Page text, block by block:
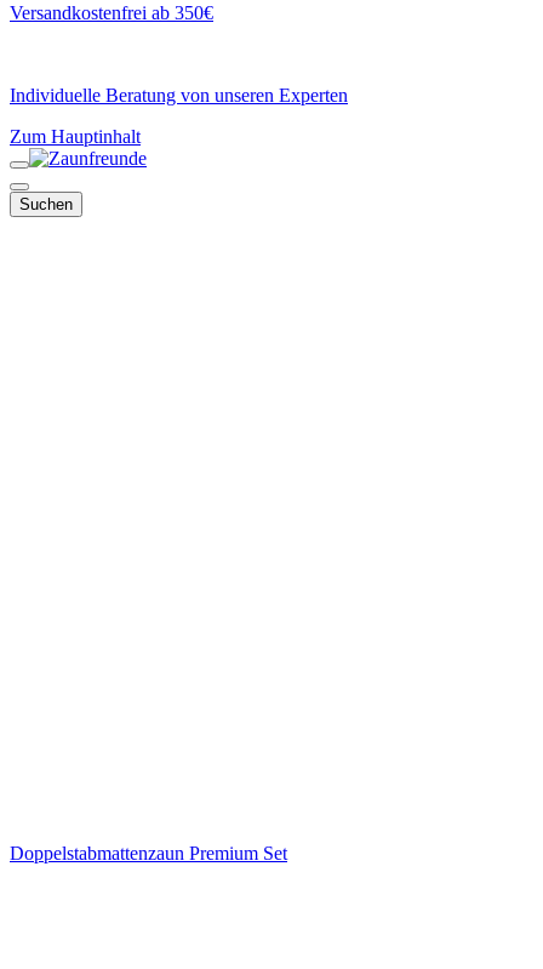
Versandkostenfrei ab 350€
Individuelle Beratung von unseren Experten
Zum Hauptinhalt
Suchen
Doppelstabmattenzaun Premium Set